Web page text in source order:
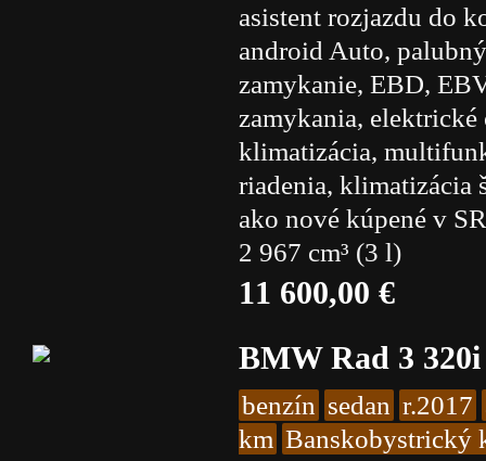
asistent rozjazdu do
android Auto,
zamykanie, EBD,
zamykania,
klimatizácia,
riadenia, klimatizácia
ako nové kúpené v
2 967 cm³ (3 l)
11 600,00 €
BMW Rad 3
benzín sedan r.2017
km Banskobystrický